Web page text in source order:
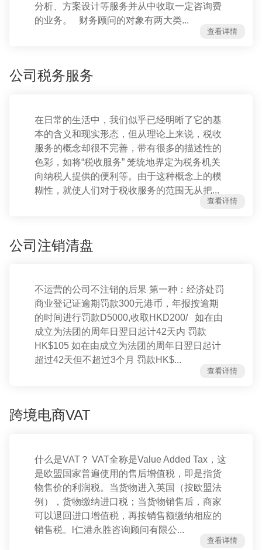
分析、方案设计等服务并从中收取一定咨询费
的业务。 财务顾问的对象有两大类...
查看详情
公司税务服务
在日常的生活中，我们似乎已经明晰了它的基
本的含义和现实形态，但从理论上来说，税收
服务的概念却很不完善，带有很多的描述性的
色彩，如将“税收服务” 笼统地界定为税务机关
向纳税人提供的便利等。由于这种概念上的模
糊性，就使人们对于税收服务的范围无从把...
查看详情
公司注销清盘
不运营的公司不注销的后果 第一种：经济处罚
商业登记证逾期罚款300元港币，年报按逾期
的时间进行罚款D5000,收取HKD200/ 如在由
成立为法团的周年日翌日起计42天内 罚款
HK$105 如在由成立为法团的周年日翌日起计
超过42天但不超过3个月 罚款HK$...
查看详情
跨境电商VAT
什么是VAT？ VAT全称是Value Added Tax，这
是欧盟国家普遍使用的售后增值税，即是指货
物售价的利润税。当货物进入英国（按欧盟法
例），货物缴纳进口税；当货物销售后，商家
可以退回进口增值税，再按销售额缴纳相应的
销售税。l仁港永胜咨询顾问有限公...
查看详情